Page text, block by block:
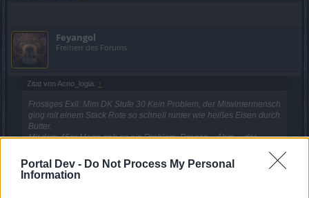
Portal Dev - Do Not Process My Personal
Information
Feyangol
Freiherr des Forums
Zitat von Acno_logia: ↑
Frostiges Exil: Mim DK Stufe 30 Kein Problem, der Mitwintermensch
ging mit einem Stack Rote so schnell runter wie heißes Eisen durch
Butter.
Mit dem 45er Mage gab es ein Problem: Dragan .. Ähm ... der
keinen Schaden verursacht um über 70000 Punkte hoch, da kann
ich Rote reinlegen und mach ned mal so viel Schaden in der Zeit
zwischen den Angriffen, selbst mit Buffs und Buch und Essis mach